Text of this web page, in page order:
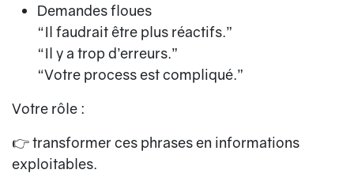
Demandes floues
“Il faudrait être plus réactifs.”
“Il y a trop d’erreurs.”
“Votre process est compliqué.”
Votre rôle :
👉 transformer ces phrases en informations
exploitables.